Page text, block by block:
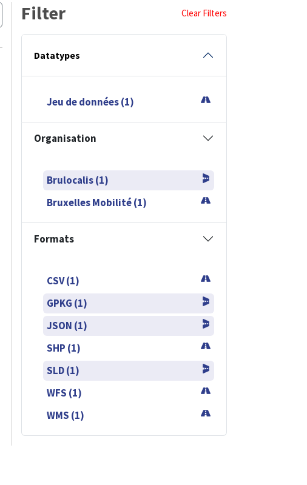
Filter Clear Filters
Datatypes
Jeu de données (1)
Organisation
Brulocalis (1)
Bruxelles Mobilité (1)
Formats
CSV (1)
GPKG (1)
JSON (1)
SHP (1)
SLD (1)
WFS (1)
WMS (1)